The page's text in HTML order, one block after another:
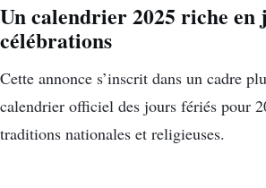
Un calendrier 2025 riche en
célébrations
Cette annonce s’inscrit dans un cadre
calendrier officiel des jours fériés pour
traditions nationales et religieuses.